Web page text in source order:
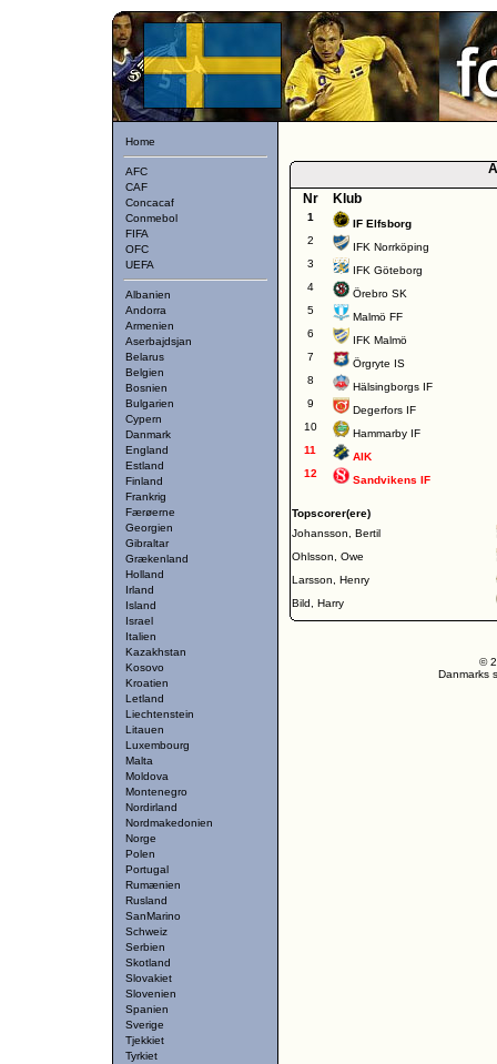
Home
AFC
CAF
Concacaf
Conmebol
FIFA
OFC
UEFA
Albanien
Andorra
Armenien
Aserbajdsjan
Belarus
Belgien
Bosnien
Bulgarien
Cypern
Danmark
England
Estland
Finland
Frankrig
Færøerne
Georgien
Gibraltar
Grækenland
Holland
Irland
Island
Israel
Italien
Kazakhstan
Kosovo
Kroatien
Letland
Liechtenstein
Litauen
Luxembourg
Malta
Moldova
Montenegro
Nordirland
Nordmakedonien
Norge
Polen
Portugal
Rumænien
Rusland
SanMarino
Schweiz
Serbien
Skotland
Slovakiet
Slovenien
Spanien
Sverige
Tjekkiet
Tyrkiet
Nr
Klub
1
IF Elfsborg
2
IFK Norrköping
3
IFK Göteborg
4
Örebro SK
5
Malmö FF
6
IFK Malmö
7
Örgryte IS
8
Hälsingborgs IF
9
Degerfors IF
10
Hammarby IF
11
AIK
12
Sandvikens IF
Topscorer(ere)
Johansson, Bertil
Ohlsson, Owe
Larsson, Henry
Bild, Harry
©
Danmarks